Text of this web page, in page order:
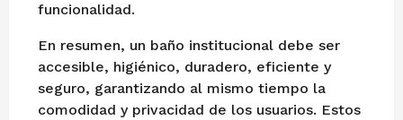
funcionalidad.
En resumen, un baño institucional debe ser
accesible, higiénico, duradero, eficiente y
seguro, garantizando al mismo tiempo la
comodidad y privacidad de los usuarios. Estos